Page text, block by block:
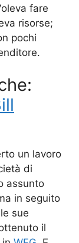
fare
risorse;
pochi
un lavoro
di
assunto
in seguito
sue
il